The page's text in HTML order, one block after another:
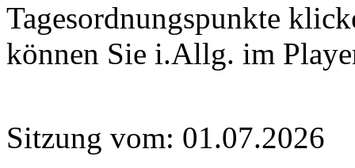
Tagesordnungspunkte
können Sie i.Allg. im
Sitzung vom: 01.07.2026